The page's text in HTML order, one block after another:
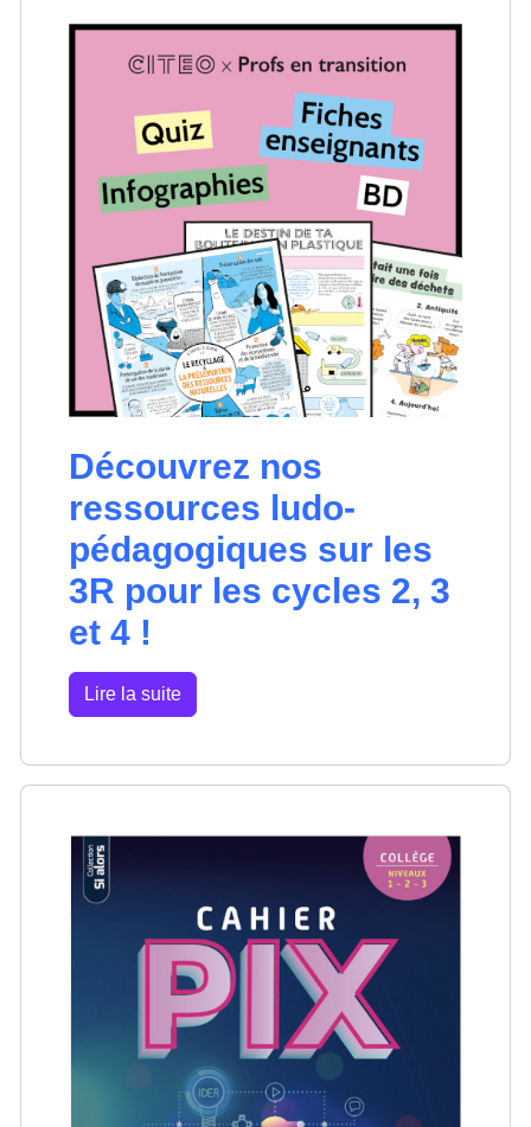
Découvrez nos
ressources ludo-
pédagogiques sur les
3R pour les cycles 2, 3
et 4 !
Lire la suite